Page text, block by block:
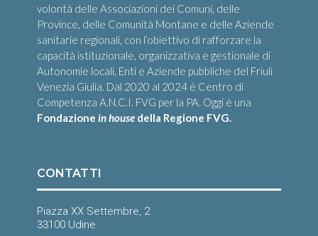
volontà delle Associazioni dei Comuni, delle
Province, delle Comunità Montane e delle Aziende
sanitarie regionali, con l’obiettivo di rafforzare la
capacità istituzionale, organizzativa e gestionale di
Autonomie locali, Enti e Aziende pubbliche del Friuli
Venezia Giulia. Dal 2020 al 2024 è Centro di
Competenza A.N.C.I. FVG per la PA. Oggi è una
Fondazionein house della Regione FVG.
CONTATTI
Piazza XX Settembre, 2
33100 Udine